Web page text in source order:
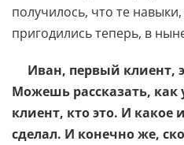
получилось, что те
пригодились теперь, в
Иван, первый клиент,
Можешь рассказать, как
клиент, кто это. И какое
сделал. И конечно же,